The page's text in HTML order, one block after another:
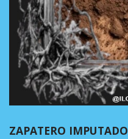
ZAPATERO IMPUTADO